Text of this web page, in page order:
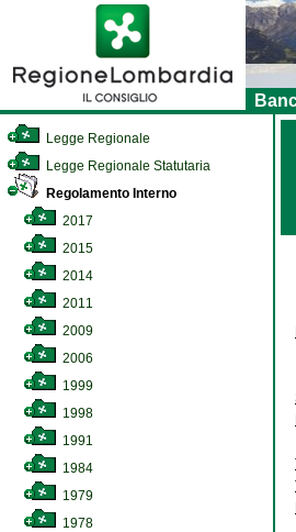
Legge Regionale
Legge Regionale Statutaria
Regolamento Interno
2017
2015
2014
2011
2009
2006
1999
1998
1991
1984
1979
1978